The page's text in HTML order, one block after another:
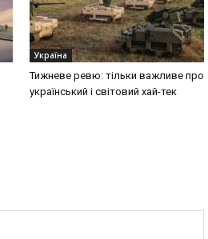
Україна
Тижневе ревю: тільки важливе про
український і світовий хай-тек